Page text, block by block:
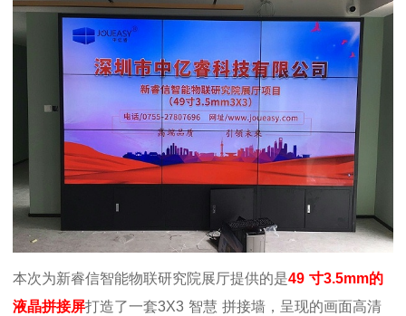
本次为新睿信智能物联研究院展厅提供的是49 寸3.5mm的
液晶拼接屏打造了一套3X3 智慧 拼接墙，呈现的画面高清